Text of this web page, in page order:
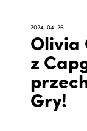
2024-04-26
Olivia
z
Gry!